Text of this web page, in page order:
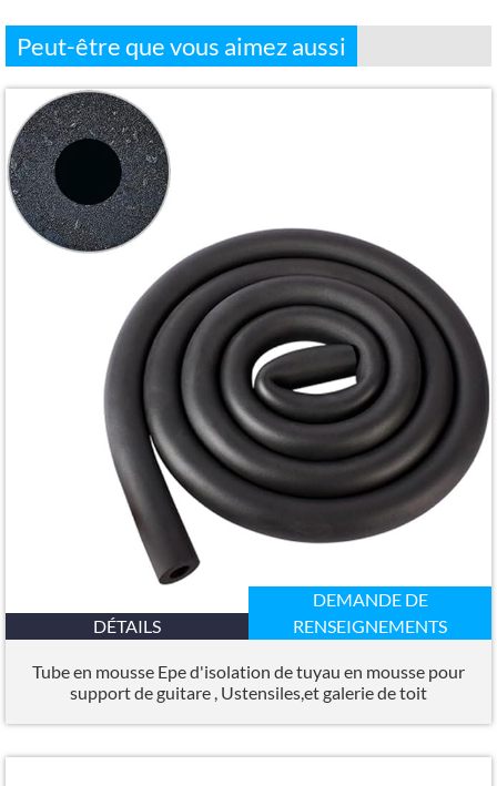
Peut-être que vous aimez aussi
DÉTAILS
DEMANDE DE
RENSEIGNEMENTS
Tube en mousse Epe d'isolation de tuyau en mousse pour
support de guitare , Ustensiles,et galerie de toit